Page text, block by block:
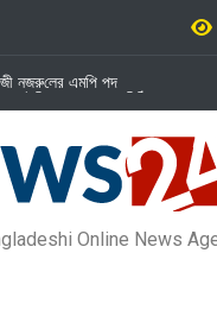
এম‌পি পদ
জামায়া‌তের চি‌ঠি
দল থেকে
Online News